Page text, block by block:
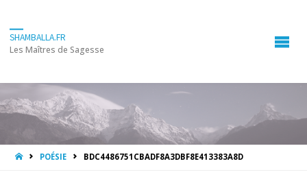
SHAMBALLA.FR
Les Maîtres de Sagesse
HOMEPOÉSIE BDC4486751CBADF8A3DBF8E413383A8D